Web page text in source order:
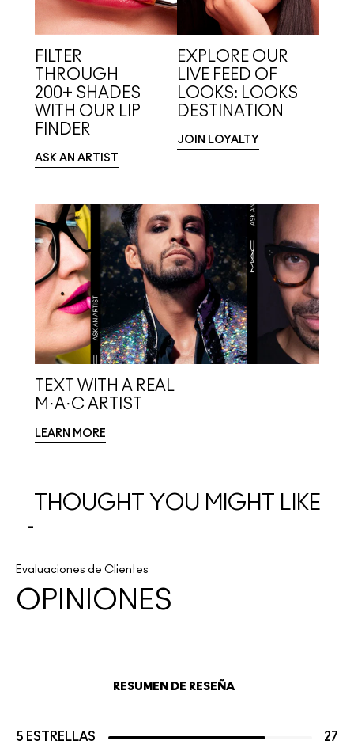
FILTER
THROUGH
200+ SHADES
WITH OUR LIP
FINDER
ASK AN ARTIST
EXPLORE OUR
LIVE FEED OF
LOOKS: LOOKS
DESTINATION
JOIN LOYALTY
TEXT WITH A REAL
M·A·C ARTIST
LEARN MORE
THOUGHT YOU MIGHT LIKE
Evaluaciones de Clientes
OPINIONES
RESUMEN DE RESEÑA
5 ESTRELLAS 27